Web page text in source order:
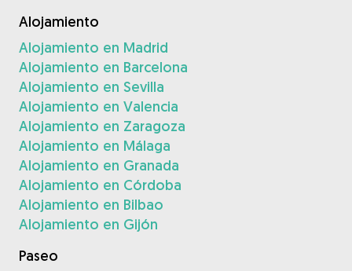
Alojamiento
Alojamiento en Madrid
Alojamiento en Barcelona
Alojamiento en Sevilla
Alojamiento en Valencia
Alojamiento en Zaragoza
Alojamiento en Málaga
Alojamiento en Granada
Alojamiento en Córdoba
Alojamiento en Bilbao
Alojamiento en Gijón
Paseo